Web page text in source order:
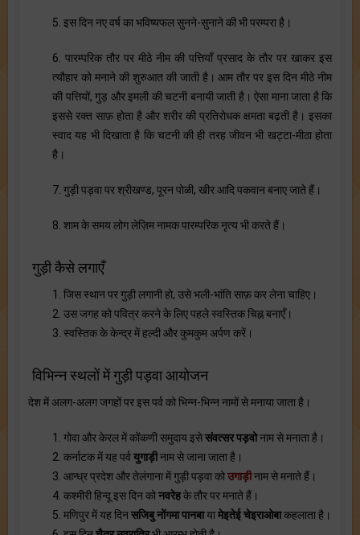
5. इस दिन नए वर्ष का भविष्यफल सुनने-सुनाने की भी परम्परा है।
6. पारम्परिक तौर पर मीठे नीम की पत्तियाँ प्रसाद के तौर पर खाकर इस
त्यौहार को मनाने की शुरुआत की जाती है। आम तौर पर इस दिन मीठे नीम
की पत्तियों, गुड़ और इमली की चटनी बनायी जाती है। ऐसा माना जाता है कि
इससे रक्त साफ़ होता है और शरीर की प्रतिरोधक क्षमता बढ़ती है। इसका
स्वाद यह भी दिखाता है कि चटनी की ही तरह जीवन भी खट्टा-मीठा होता
है।
7. गुड़ी पड़वा पर श्रीखण्ड, पूरन पोळी, खीर आदि पकवान बनाए जाते हैं।
8. शाम के समय लोग लेज़िम नामक पारम्परिक नृत्य भी करते हैं।
गुड़ी कैसे लगाएँ
1. जिस स्थान पर गुड़ी लगानी हो, उसे भली-भांति साफ़ कर लेना चाहिए।
2. उस जगह को पवित्र करने के लिए पहले स्वस्तिक चिह्न बनाएँ।
3. स्वस्तिक के केन्द्र में हल्दी और कुमकुम अर्पण करें।
विभिन्न स्थलों में गुड़ी पड़वा आयोजन
देश में अलग-अलग जगहों पर इस पर्व को भिन्न-भिन्न नामों से मनाया जाता है।
1. गोवा और केरल में कोंकणी समुदाय इसेसंवत्सर पड़वोनाम से मनाता है।
2. कर्नाटक में यह पर्वयुगाड़ीनाम से जाना जाता है।
3. आन्ध्र प्रदेश और तेलंगाना में गुड़ी पड़वा कोउगाड़ीनाम से मनाते हैं।
4. कश्मीरी हिन्दू इस दिन कोनवरेहके तौर पर मनाते हैं।
5. मणिपुर में यह दिनसजिबु नोंगमा पानबायामेइतेई चेइराओबाकहलाता है।